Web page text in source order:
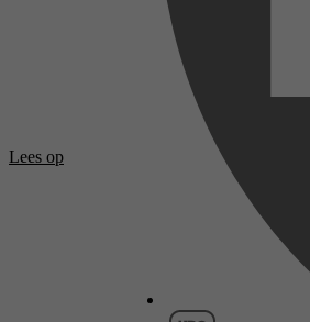
Lees op